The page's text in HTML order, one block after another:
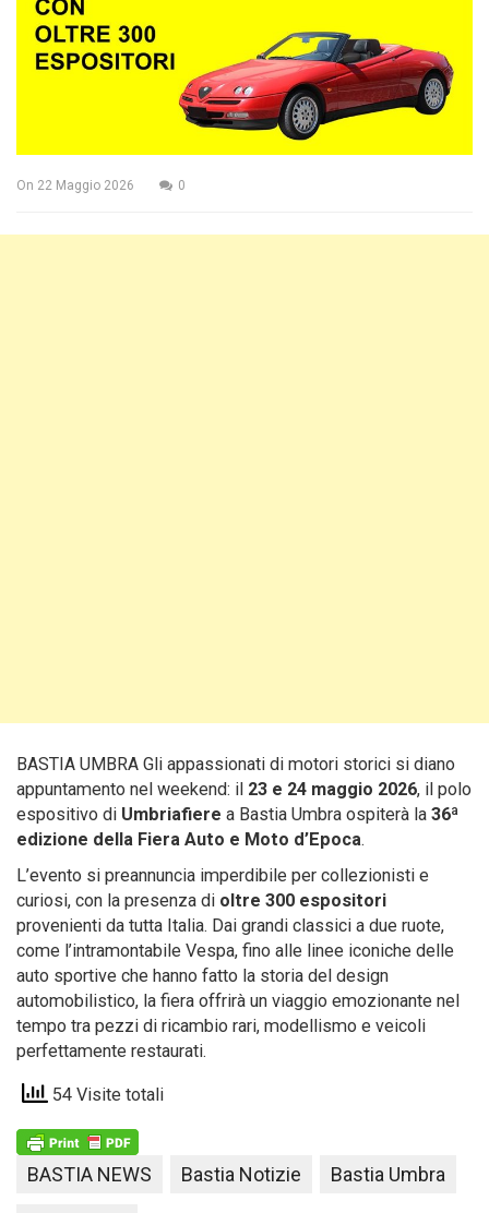
On 22 Maggio 2026 0
BASTIA UMBRA Gli appassionati di motori storici si diano
appuntamento nel weekend: il 23 e 24 maggio 2026, il polo
espositivo di Umbriafiere a Bastia Umbra ospiterà la 36ª
edizione della Fiera Auto e Moto d’Epoca.
L’evento si preannuncia imperdibile per collezionisti e
curiosi, con la presenza di oltre 300 espositori
provenienti da tutta Italia. Dai grandi classici a due ruote,
come l’intramontabile Vespa, fino alle linee iconiche delle
auto sportive che hanno fatto la storia del design
automobilistico, la fiera offrirà un viaggio emozionante nel
tempo tra pezzi di ricambio rari, modellismo e veicoli
perfettamente restaurati.
54 Visite totali
BASTIA NEWS Bastia Notizie Bastia Umbra